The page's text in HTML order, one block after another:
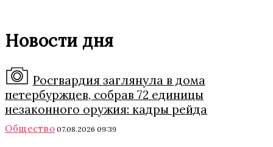
Новости дня
Росгвардия заглянула в дома
петербуржцев, собрав 72 единицы
незаконного оружия: кадры рейда
Общество 07.08.2026 09:39